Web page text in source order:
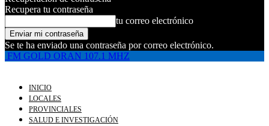
Recupera tu contraseña
tu correo electrónico
Se te ha enviado una contraseña por correo electrónico.
FM GOLD ORAN 107.1 MHZ
INICIO
LOCALES
PROVINCIALES
SALUD E INVESTIGACIÓN